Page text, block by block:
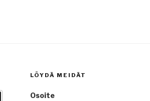
LÖYDÄ MEIDÄT
Osoite